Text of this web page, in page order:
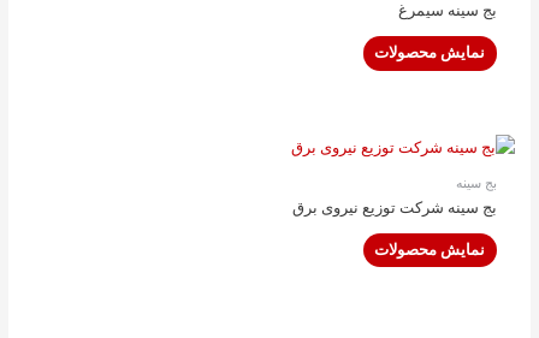
بج سینه سیمرغ
نمایش محصولات
بج سینه
بج سینه شرکت توزیع نیروی برق
نمایش محصولات